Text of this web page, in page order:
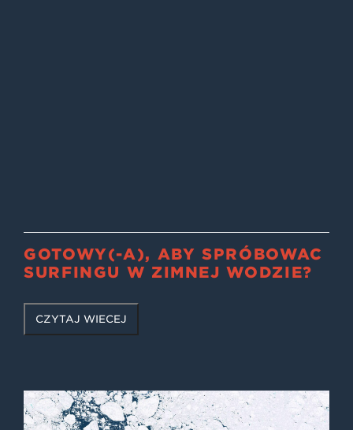
GOTOWY(-A), ABY SPRÓBOWAĆ
SURFINGU W ZIMNEJ WODZIE?
CZYTAJ WIĘCEJ